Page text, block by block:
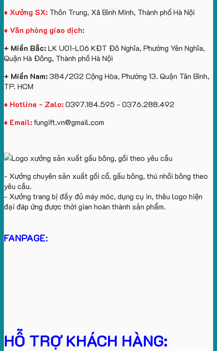
♦ Xưởng SX: Thôn Trung, Xã Bình Minh, Thành phố Hà Nội
♦ Văn phòng giao dịch:
+ Miền Bắc:LK U01-L06 KĐT Đô Nghĩa, Phường Yên Nghĩa,
Quận Hà Đông, Thành phố Hà Nội
+ Miền Nam:384/2G2 Cộng Hòa, Phường 13. Quận Tân Bình,
TP. HCM
♦ Hotline - Zalo:0397.184.595 - 0376.288.492
♦ Email:fungift.vn@gmail.com
- Xưởng chuyên sản xuất gối cổ, gấu bông, thú nhồi bông theo
yêu cầu.
- Xưởng trang bị đầy đủ máy móc, dụng cụ in, thêu logo hiện
đại đáp ứng được thời gian hoàn thành sản phẩm.
FANPAGE:
HỖ TRỢ KHÁCH HÀNG: